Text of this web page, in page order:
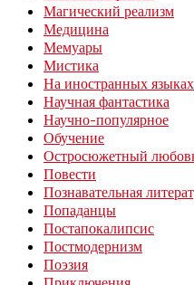
Магический реализм
Медицина
Мемуары
Мистика
На иностранных языках
Научная фантастика
Научно-популярное
Обучение
Остросюжетный
Повести
Познавательная
Попаданцы
Постапокалипсис
Постмодернизм
Поэзия